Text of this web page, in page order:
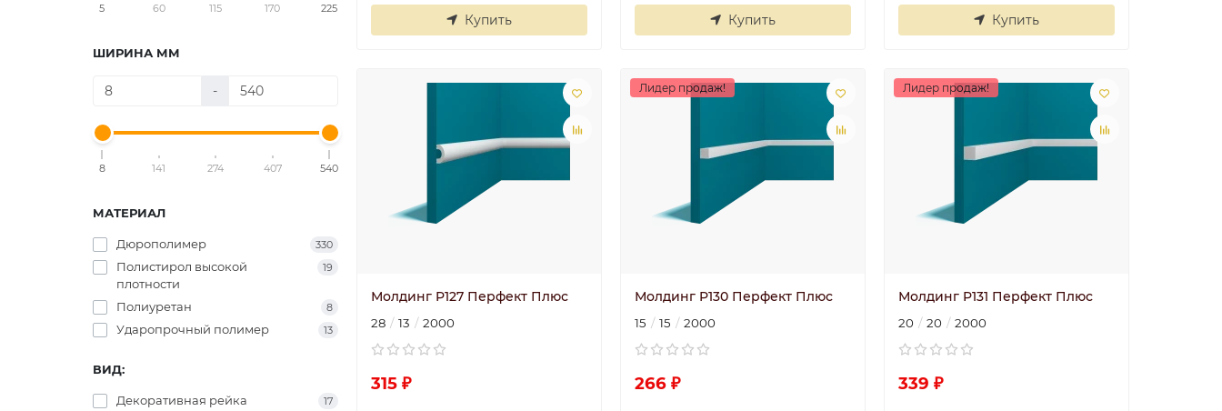
5 60 115 170 225
ШИРИНА ММ
-
8 141 274 407 540
МАТЕРИАЛ
Дюрополимер 330
Полистирол высокой
плотности
19
Полиуретан 8
Ударопрочный полимер 13
ВИД:
Декоративная рейка 17
Купить Купить Купить
Молдинг P127 Перфект Плюс
28 13 2000
315 ₽
Лидер продаж!
Молдинг P130 Перфект Плюс
15 15 2000
266 ₽
Лидер продаж!
Молдинг P131 Перфект Плюс
20 20 2000
339 ₽